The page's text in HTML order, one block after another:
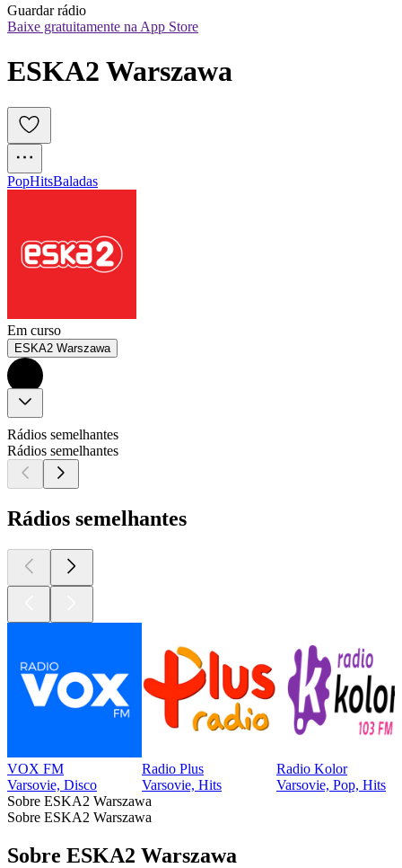
Guardar rádio
Baixe gratuitamente na App Store
ESKA2 Warszawa
PopHitsBaladas
Em curso
ESKA2 Warszawa
Rádios semelhantes
Rádios semelhantes
Rádios semelhantes
VOX FM
Varsovie, Disco
Radio Plus
Varsovie, Hits
Radio Kolor
Varsovie, Pop, Hits
Sobre ESKA2 Warszawa
Sobre ESKA2 Warszawa
Sobre ESKA2 Warszawa